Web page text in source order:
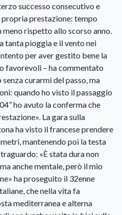
successo consecutivo e
prestazione: tempo
meno rispetto allo scorso anno.
tanta pioggia e il vento nei
per aver gestito bene la
favorevoli – ha commentato
curarmi del passo, ma
quando ho visto il passaggio
ho avuto la conferma che
La gara sulla
ha visto il francese prendere
mantenendo poi la testa
«È stata dura non
anche mentale, però il mio
ha proseguito il 32enne
che nella vita fa
mediterranea e alterna